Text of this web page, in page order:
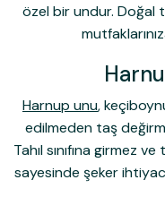
özel bir undur. Doğal
Harnup unu,
edilmeden taş
Tahıl sınıfına girmez
sayesinde şeker